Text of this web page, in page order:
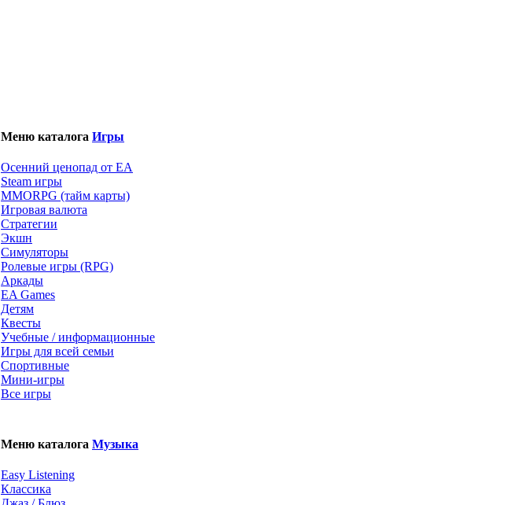
Меню каталога Игры
Осенний ценопад от EA
Steam игры
MMORPG (тайм карты)
Игровая валюта
Стратегии
Экшн
Симуляторы
Ролевые игры (RPG)
Аркады
EA Games
Детям
Квесты
Учебные / информационные
Игры для всей семьи
Спортивные
Мини-игры
Все игры
Меню каталога Музыка
Easy Listening
Классика